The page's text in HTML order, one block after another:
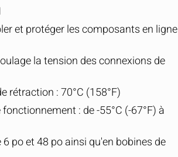
et protéger les composants en ligne
la tension des connexions de
rétraction : 70°C (158°F)
: de -55°C (-67°F) à
po et 48 po ainsi qu'en bobines de